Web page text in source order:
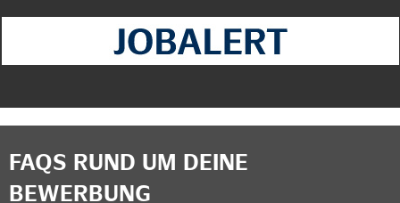
FAQS RUND UM DEINE
BEWERBUNG